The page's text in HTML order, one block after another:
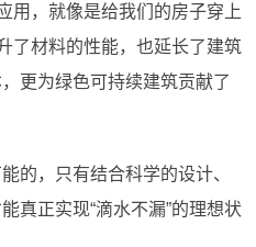
用，就像是给我们的房子穿上
了材料的性能，也延长了建筑
更为绿色可持续建筑贡献了
的，只有结合科学的设计、
真正实现“滴水不漏”的理想状